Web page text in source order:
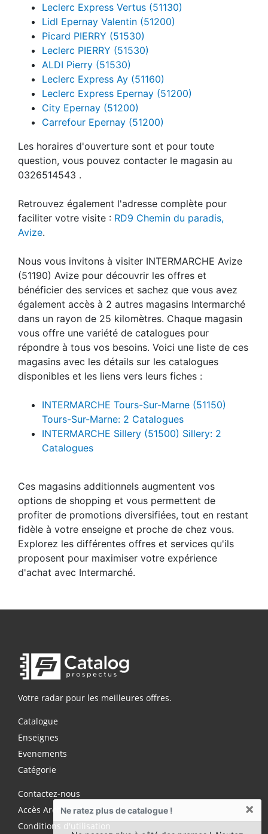
Ne ratez plus de catalogue ! ×
Leclerc Express Vertus (51130)
Lidl Epernay Valentin (51200)
Picard PIERRY (51530)
Leclerc PIERRY (51530)
ALDI Pierry (51530)
Leclerc Express Ay (51160)
Leclerc Express Epernay (51200)
City Epernay (51200)
Carrefour Epernay (51200)
Les horaires d'ouverture sont et pour toute
question, vous pouvez contacter le magasin au
0326514543 .
Retrouvez également l'adresse complète pour
faciliter votre visite : RD9 Chemin du paradis,
Avize.
Nous vous invitons à visiter INTERMARCHE Avize
(51190) Avize pour découvrir les offres et
bénéficier des services et sachez que vous avez
également accès à 2 autres magasins Intermarché
dans un rayon de 25 kilomètres. Chaque magasin
vous offre une variété de catalogues pour
répondre à tous vos besoins. Voici une liste de ces
magasins avec les détails sur les catalogues
disponibles et les liens vers leurs fiches :
INTERMARCHE Tours-Sur-Marne (51150)
Tours-Sur-Marne: 2 Catalogues
INTERMARCHE Sillery (51500) Sillery: 2
Catalogues
Ces magasins additionnels augmentent vos
options de shopping et vous permettent de
profiter de promotions diversifiées, tout en restant
fidèle à votre enseigne et proche de chez vous.
Explorez les différentes offres et services qu'ils
proposent pour maximiser votre expérience
d'achat avec Intermarché.
Votre radar pour les meilleures offres.
Catalogue
Enseignes
Evenements
Catégorie
Contactez-nous
Accès Archives Premium
Conditions d'utilisation